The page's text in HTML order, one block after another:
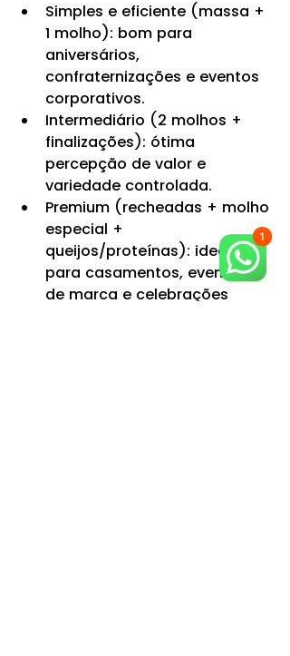
Simples e eficiente (massa +
1 molho): bom para
aniversários,
confraternizações e eventos
corporativos.
Intermediário (2 molhos +
finalizações): ótima
percepção de valor e
variedade controlada.
Premium (recheadas + molho
especial +
queijos/proteínas): ideal
para casamentos, eventos
de marca e celebrações